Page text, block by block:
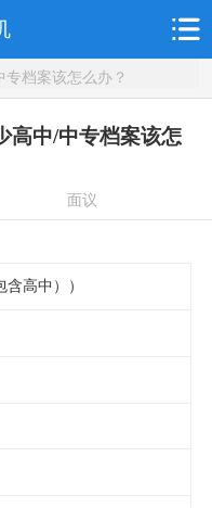
档案该怎么办？
高中/中专档案该怎
面议
高中））